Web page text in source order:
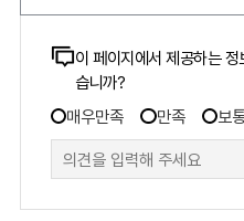
콘
츠
만
족
이 페이지에서 제공하는
습니까?
만
족
조
매우만족 만족 보